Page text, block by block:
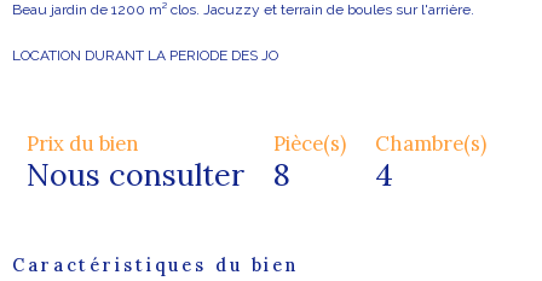
Beau jardin de 1200 m² clos. Jacuzzy et terrain de boules sur l'arrière.
LOCATION DURANT LA PERIODE DES JO
Prix du bien
Nous consulter
Pièce(s)
8
Chambre(s)
4
Caractéristiques du bien